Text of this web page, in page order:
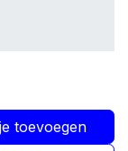
toevoegen